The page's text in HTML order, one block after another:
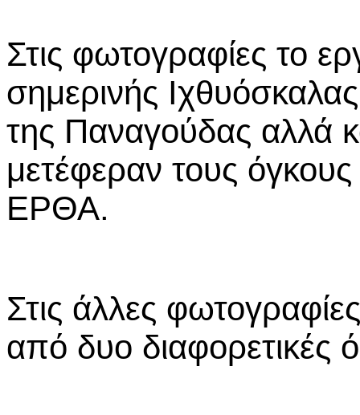
Στις φωτογραφίες το
σημερινής
της Παναγούδας αλλά
μετέφεραν τους
ΕΡΘΑ.
Στις άλλες
από δυο διαφορετικές